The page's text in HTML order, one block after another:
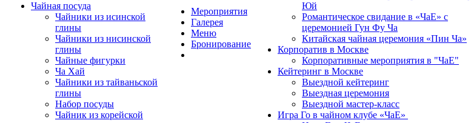
Чайная посуда
Чайники из исинской
глины
Чайники из нисинской
глины
Чайные фигурки
Ча Хай
Чайники из тайваньской
глины
Набор посуды
Чайник из корейской
Мероприятия
Галерея
Меню
Бронирование
Юй
Романтическое свидание в «ЧаЕ» с
церемонией Гун Фу Ча
Китайская чайная церемония «Пин Ча»
Корпоратив в Москве
Корпоративные мероприятия в "ЧаЕ"
Кейтеринг в Москве
Выездной кейтеринг
Выездная церемония
Выездной мастер-класс
Игра Го в чайном клубе «ЧаЕ»